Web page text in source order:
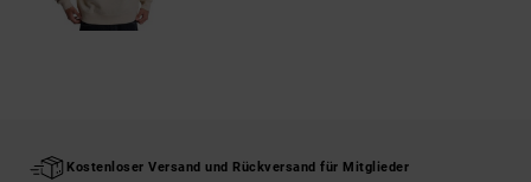
Kostenloser Versand und Rückversand für Mitglieder